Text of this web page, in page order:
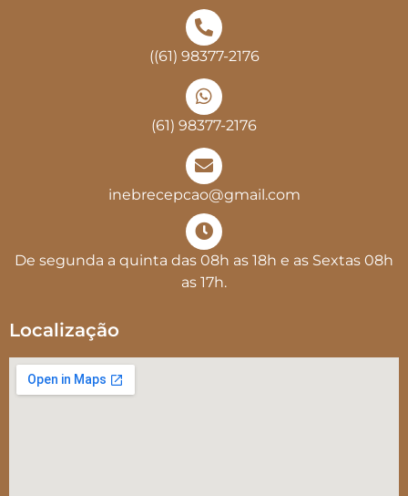
((61) 98377-2176
(61) 98377-2176
inebrecepcao@gmail.com
De segunda a quinta das 08h as 18h e as Sextas 08h
as 17h.
Localização